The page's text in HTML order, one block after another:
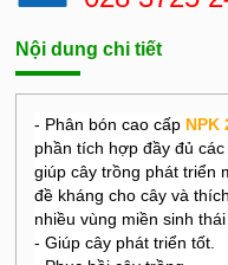
Nội dung chi tiết
- Phân bón cao cấp NPK
phần tích hợp đầy đủ
giúp cây trồng phát triển
đề kháng cho cây và
nhiều vùng miền sinh thái
- Giúp cây phát triển tốt.